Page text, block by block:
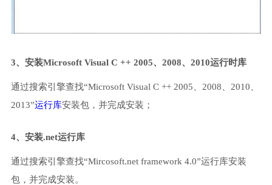
3、安装Microsoft Visual C ++ 2005、2008、2010运行时库
通过搜索引擎查找“Microsoft Visual C ++ 2005、2008、2010、
2013”运行库安装包，并完成安装；
4、安装.net运行库
通过搜索引擎查找“Mircosoft.net framework 4.0”运行库安装
包，并完成安装。